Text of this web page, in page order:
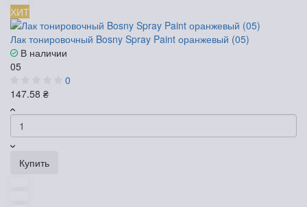
ХИТ
Лак тонировочный Bosny Spray Paint оранжевый (05)
В наличии
05
0
147.58 ₴
Купить